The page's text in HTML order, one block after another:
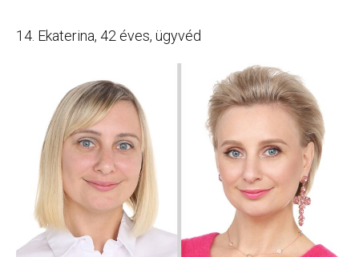
14. Ekaterina, 42 éves, ügyvéd